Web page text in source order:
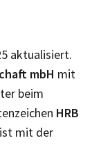
aktualisiert.
mbH mit
beim
HRB
mit der